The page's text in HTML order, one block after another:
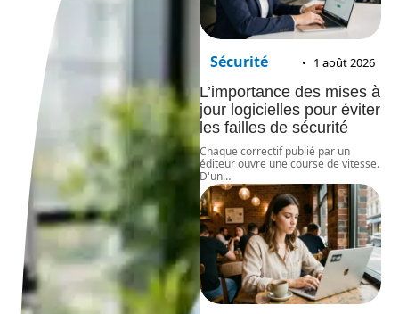
Sécurité 1 août 2026
L’importance des mises à
jour logicielles pour éviter
les failles de sécurité
Chaque correctif publié par un
éditeur ouvre une course de vitesse.
D'un…